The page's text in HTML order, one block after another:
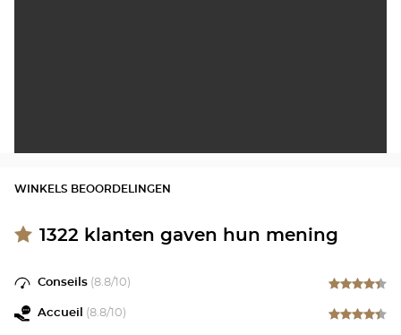
WINKELS BEOORDELINGEN
1322 klanten gaven hun mening
Conseils (8.8/10)
Accueil (8.8/10)